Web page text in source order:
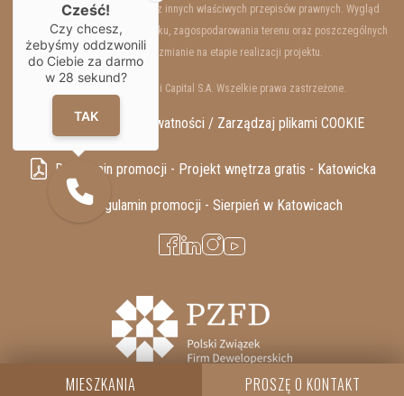
66 §1 Kodeksu Cywilnego oraz innych właściwych przepisów prawnych. Wygląd
wewnętrzny i zewnętrzny budynku, zagospodarowania terenu oraz poszczególnych
lokali mogą ulec zmianie na etapie realizacji projektu.
Copyrights © 2025 Resi Capital S.A. Wszelkie prawa zastrzeżone.
RODO / Polityka Prywatności / Zarządzaj plikami COOKIE
Regulamin promocji - Projekt wnętrza gratis - Katowicka
Regulamin promocji - Sierpień w Katowicach
MIESZKANIA PROSZĘ O KONTAKT
Cześć!
Czy chcesz,
żebyśmy oddzwonili
do Ciebie za darmo
w 28 sekund?
TAK